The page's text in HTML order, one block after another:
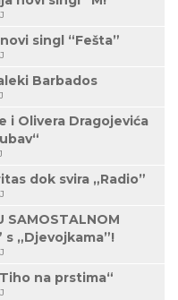
singl “Fešta”
Barbados
i Olivera Dragojevića
dok svira „Radio”
SAMOSTALNOM
s „Djevojkama”!
na prstima“